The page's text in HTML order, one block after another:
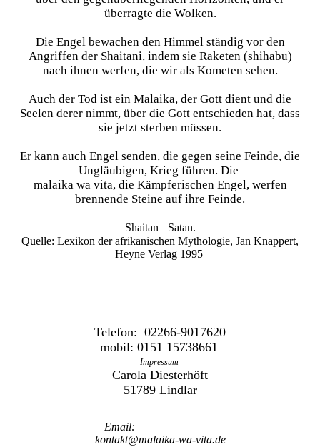
überragte die Wolken.
Die Engel bewachen den Himmel ständig vor den
Angriffen der Shaitani, indem sie Raketen (shihabu)
nach ihnen werfen, die wir als Kometen sehen.
Auch der Tod ist ein Malaika, der Gott dient und die
Seelen derer nimmt, über die Gott entschieden hat, dass
sie jetzt sterben müssen.
Er kann auch Engel senden, die gegen seine Feinde, die
Ungläubigen, Krieg führen. Die
malaika wa vita, die Kämpferischen Engel, werfen
brennende Steine auf ihre Feinde.
Shaitan =Satan.
Quelle: Lexikon der afrikanischen Mythologie, Jan Knappert,
Heyne Verlag 1995
Telefon: 02266-9017620
mobil: 0151 15738661
Impressum
Carola Diesterhöft
51789 Lindlar
Email:
kontakt@malaika-wa-vita.de